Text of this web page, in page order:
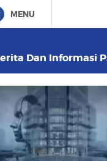
MENU
Dan Informasi